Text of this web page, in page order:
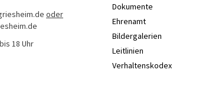
oder
18 Uhr
Dokumente
Ehrenamt
Bildergalerien
Leitlinien
Verhaltenskodex